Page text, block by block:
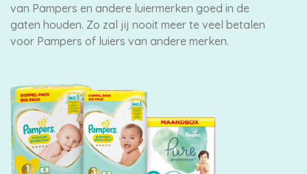
van Pampers en andere luiermerken goed in de
gaten houden. Zo zal jij nooit meer te veel betalen
voor Pampers of luiers van andere merken.